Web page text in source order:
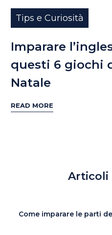
Tips e Curiosità
Imparare
questi 6 giochi
Natale
READ MORE
Articoli
Come imparare le parti